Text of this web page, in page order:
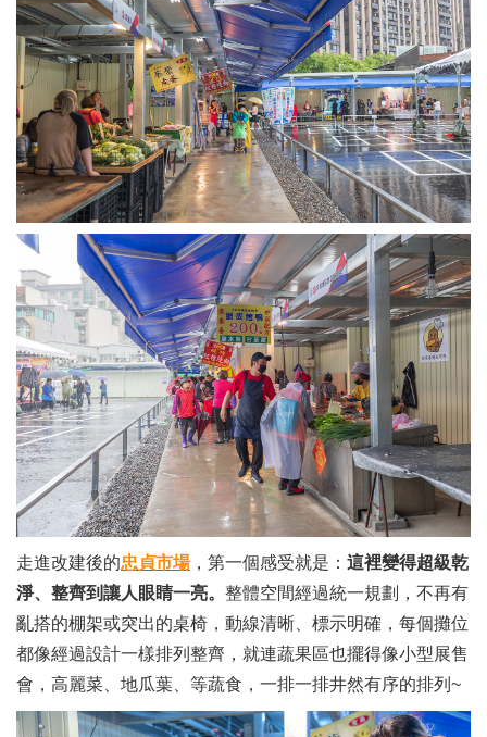
走進改建後的忠貞市場，第一個感受就是： 這裡變得超級乾
淨、整齊到讓人眼睛一亮。 整體空間經過統一規劃，不再有
亂搭的棚架或突出的桌椅，動線清晰、標示明確，每個攤位
都像經過設計一樣排列整齊，就連蔬果區也擺得像小型展售
會，高麗菜、地瓜葉、等蔬食，一排一排井然有序的排列~